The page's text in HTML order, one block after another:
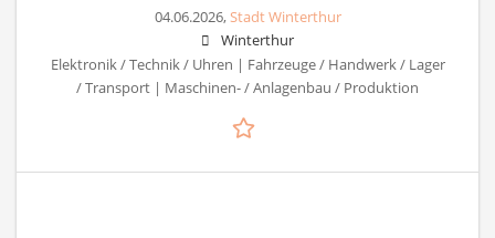
04.06.2026,Stadt Winterthur
Winterthur
Elektronik / Technik / Uhren | Fahrzeuge / Handwerk / Lager
/ Transport | Maschinen- / Anlagenbau / Produktion